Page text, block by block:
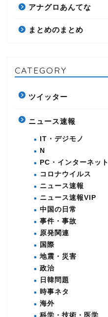
アナグロあんてな
まとめのまとめ
CATEGORY
ツイッター
ニュース速報
IT・デジモノ
N
PC・インターネット
コロナウイルス
ニュース速報
ニュース速報VIP
中国の日常
事件・事故
原発関連
国際
地震・災害
政治
日韓問題
時事ネタ
海外
科学・技術・医学